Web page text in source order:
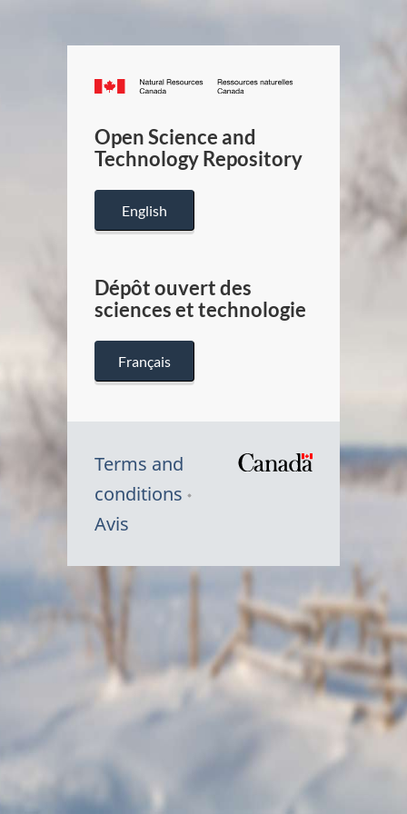
Canada.ca
/
Canada
Open Science and
Technology Repository
English
Dépôt ouvert des
sciences et technologie
Français
Terms and
conditions
Avis
Symbole
Canada